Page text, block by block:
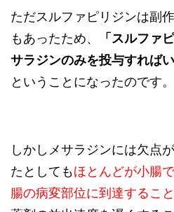
ただスルファピリジンは副
もあったため、
「スルファ
サラジンのみを投与すれば
ということになったのです。
しかしメサラジンには欠点
たとしてもほとんどが小腸
腸の病変部位に到達するこ